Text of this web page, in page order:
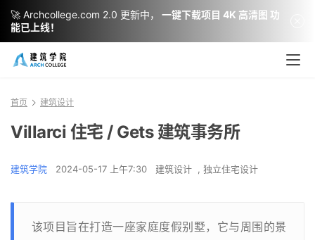
首页 建筑设计
Villarci 住宅 / Gets 建筑事务所
建筑学院 2024-05-17 上午7:30 建筑设计 , 独立住宅设计
该项目旨在打造一座家庭度假别墅，它与周围的景
🚀 Archcollege.com 2.0 更新中，
一键下载项目 4K 高清图 功
能已上线！